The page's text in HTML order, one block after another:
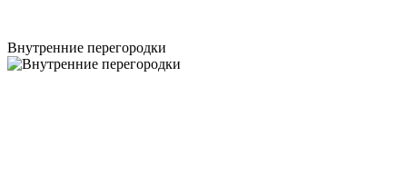
Внутренние перегородки